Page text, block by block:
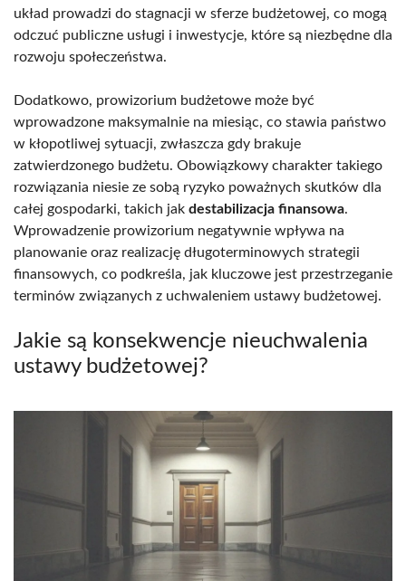
układ prowadzi do stagnacji w sferze budżetowej, co mogą
odczuć publiczne usługi i inwestycje, które są niezbędne dla
rozwoju społeczeństwa.
Dodatkowo, prowizorium budżetowe może być
wprowadzone maksymalnie na miesiąc, co stawia państwo
w kłopotliwej sytuacji, zwłaszcza gdy brakuje
zatwierdzonego budżetu. Obowiązkowy charakter takiego
rozwiązania niesie ze sobą ryzyko poważnych skutków dla
całej gospodarki, takich jak destabilizacja finansowa.
Wprowadzenie prowizorium negatywnie wpływa na
planowanie oraz realizację długoterminowych strategii
finansowych, co podkreśla, jak kluczowe jest przestrzeganie
terminów związanych z uchwaleniem ustawy budżetowej.
Jakie są konsekwencje nieuchwalenia
ustawy budżetowej?